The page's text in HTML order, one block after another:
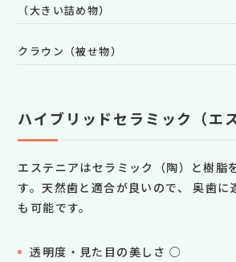
（大きい詰め物）
クラウン（被せ物）
ハイブリッドセラミック（エ
エステニアはセラミック（陶）と樹脂
す。天然歯と適合が良いので、 奥歯に
も可能です。
透明度・見た目の美しさ ○